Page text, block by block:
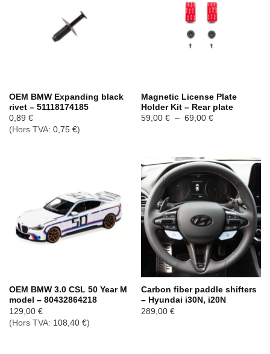
OEM BMW Expanding black
rivet – 51118174185
0,89 €
(Hors TVA: 0,75 €)
Magnetic License Plate
Holder Kit – Rear plate
59,00 € – 69,00 €Plage
OEM BMW 3.0 CSL 50 Year M
model – 80432864218
129,00 €
(Hors TVA: 108,40 €)
Carbon fiber paddle shifters
– Hyundai i30N, i20N
289,00 €